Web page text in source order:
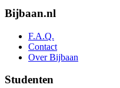
Bijbaan.nl
F.A.Q.
Contact
Over Bijbaan
Studenten